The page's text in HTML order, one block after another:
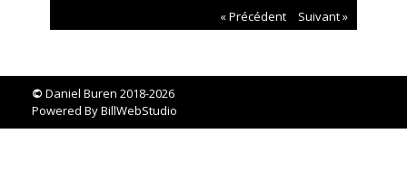
« Précédent
Suivant »
© Daniel Buren 2018-2026
Powered ByBillWebStudio